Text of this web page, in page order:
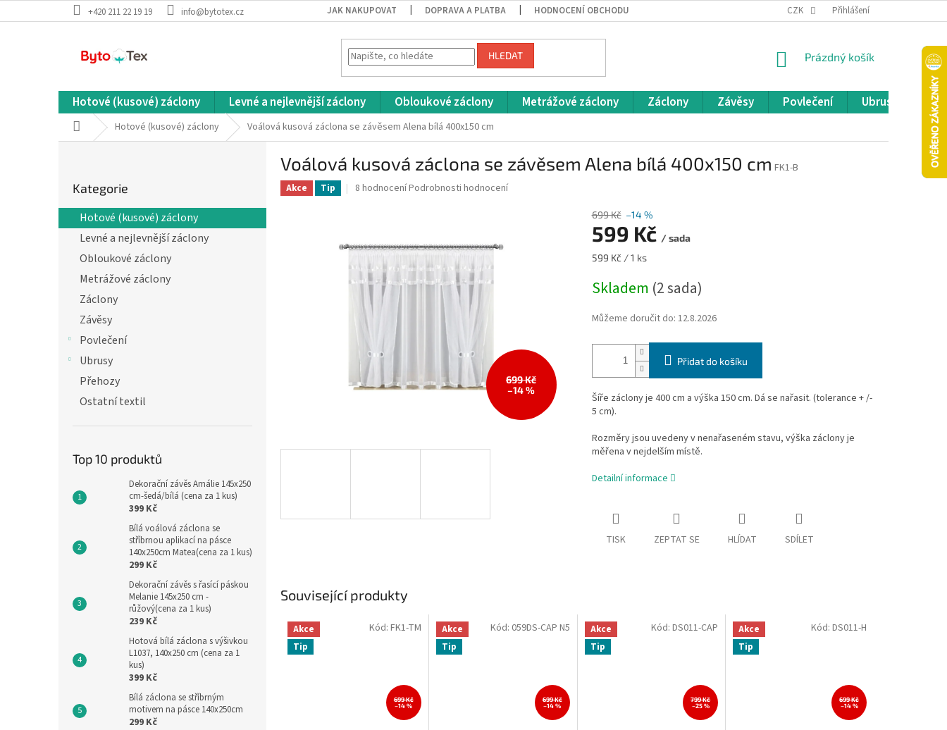
na
+420 211 22 19 19 info@bytotex.cz JAK NAKUPOVAT DOPRAVA A PLATBA HODNOCENÍ OBCHODU OBCHODNÍ PODMÍNKY
CZK Přihlášení
HLEDAT
NÁKUPNÍ
Prázdný košík
Hotové (kusové) záclony Levné a nejlevnější záclony Obloukové záclony Metrážové záclony Záclony Závěsy Povlečení Ubrusy
Domů Hotové (kusové) záclony Voálová kusová záclona se závěsem Alena bílá 400x150 cm
r
a
kategorie
Kategorie
Hotové (kusové) záclony
Levné a nejlevnější záclony
Obloukové záclony
Metrážové záclony
Záclony
Závěsy
Povlečení
Ubrusy
Přehozy
Ostatní textil
Top 10 produktů
Dekorační závěs Amálie 145x250
cm-šedá/bílá (cena za 1 kus)
399 Kč
Bílá voálová záclona se
stříbrnou aplikací na pásce
140x250cm Matea(cena za 1 kus)
299 Kč
Dekorační závěs s řasící páskou
Melanie 145x250 cm -
růžový(cena za 1 kus)
239 Kč
Hotová bílá záclona s výšivkou
L1037, 140x250 cm (cena za 1
kus)
399 Kč
Bílá záclona se stříbrným
motivem na pásce 140x250cm
299 Kč
Voálová kusová záclona se závěsem Alena bílá 400x150 cm FK1-B
Akce Tip
Průměrné
z
hvězdiček.
8 hodnoceníPodrobnosti hodnocení
699 Kč
–14 %
699 Kč –14 %
599 Kč / sada
Měrná
599 Kč / 1 ks
Skladem (2 sada)
Můžeme doručit do: 12.8.2026
Přidat do košíku
Šíře záclony je 400 cm a výška 150 cm. Dá se nařasit. (tolerance + /-
5 cm).
Rozměry jsou uvedeny v nenařaseném stavu, výška záclony je
měřena v nejdelším místě.
Detailní informace
TISK ZEPTAT SE HLÍDAT SDÍLET
Související produkty
Akce
Tip
699 Kč
–14 %
Kód: FK1-TM
Akce
Tip
699 Kč
–14 %
Kód: 059DS-CAP N5
Akce
Tip
799 Kč
–25 %
Kód:DS011-CAP
Akce
Tip
699 Kč
–14 %
Kód: DS011-H